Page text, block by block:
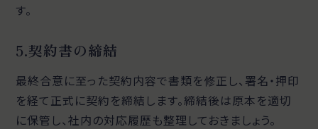
す。
5.契約書の締結
最終合意に至った契約内容で書類を修正し、署名・押印
を経て正式に契約を締結します。締結後は原本を適切
に保管し、社内の対応履歴も整理しておきましょう。